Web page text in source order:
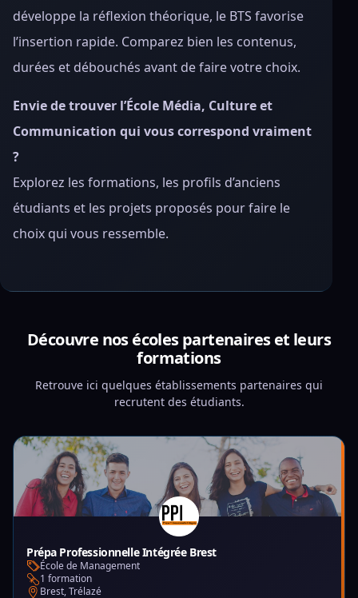
développe la réflexion théorique, le BTS favorise
l’insertion rapide. Comparez bien les contenus,
durées et débouchés avant de faire votre choix.
Envie de trouver l’École Média, Culture et
Communication qui vous correspond vraiment
?
Explorez les formations, les profils d’anciens
étudiants et les projets proposés pour faire le
choix qui vous ressemble.
Découvre nos écoles partenaires et leurs
formations
Retrouve ici quelques établissements partenaires qui
recrutent des étudiants.
Prépa Professionnelle Intégrée Brest
École de Management
1 formation
Brest, Trélazé